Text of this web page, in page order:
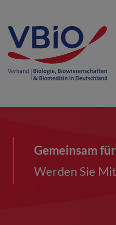
Gemeinsam
Werden Sie